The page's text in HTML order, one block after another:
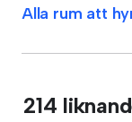
Alla rum att
214